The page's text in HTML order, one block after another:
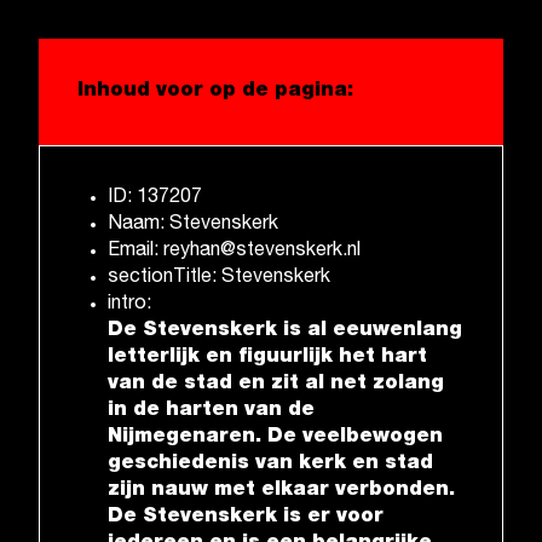
Inhoud voor op de pagina:
ID: 137207
Naam: Stevenskerk
Email: reyhan@stevenskerk.nl
sectionTitle: Stevenskerk
intro:
De Stevenskerk is al eeuwenlang
letterlijk en figuurlijk het hart
van de stad en zit al net zolang
in de harten van de
Nijmegenaren. De veelbewogen
geschiedenis van kerk en stad
zijn nauw met elkaar verbonden.
De Stevenskerk is er voor